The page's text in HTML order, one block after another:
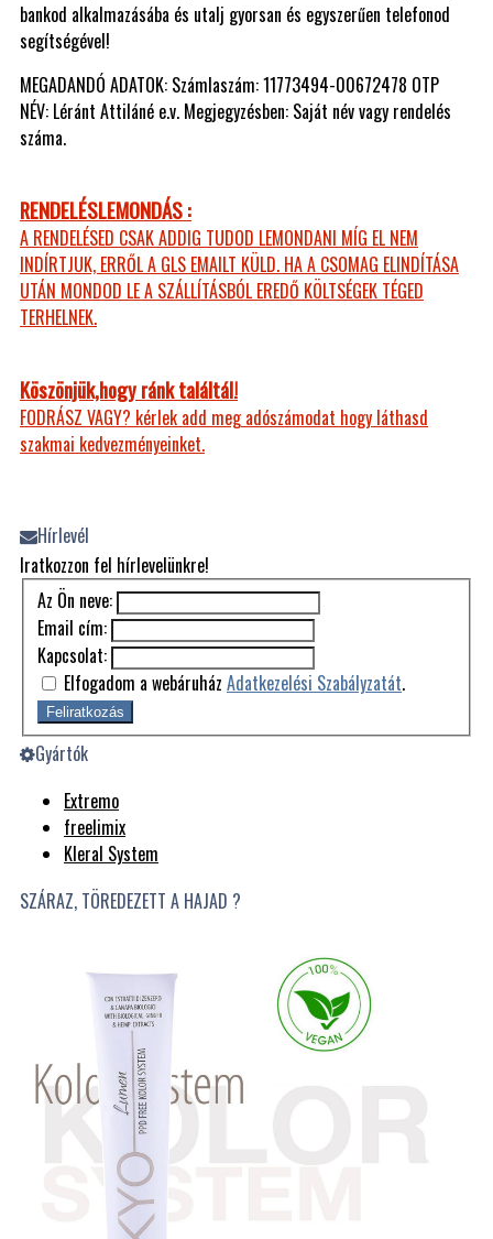
bankod alkalmazásába és utalj gyorsan és egyszerűen telefonod
segítségével!
MEGADANDÓ ADATOK: Számlaszám: 11773494-00672478 OTP
NÉV: Léránt Attiláné e.v. Megjegyzésben: Saját név vagy rendelés
száma.
RENDELÉSLEMONDÁS :
A RENDELÉSED CSAK ADDIG TUDOD LEMONDANI MÍG EL NEM
INDÍRTJUK, ERRŐL A GLS EMAILT KÜLD. HA A CSOMAG ELINDÍTÁSA
UTÁN MONDOD LE A SZÁLLÍTÁSBÓL EREDŐ KÖLTSÉGEK TÉGED
TERHELNEK.
Köszönjük,hogy ránk találtál!
FODRÁSZ VAGY? kérlek add meg adószámodat hogy láthasd
szakmai kedvezményeinket.
Hírlevél
Iratkozzon fel hírlevelünkre!
Az Ön neve:
Email cím:
Kapcsolat:
Elfogadom a webáruház Adatkezelési Szabályzatát.
Feliratkozás
Gyártók
Extremo
freelimix
Kleral System
SZÁRAZ, TÖREDEZETT A HAJAD ?